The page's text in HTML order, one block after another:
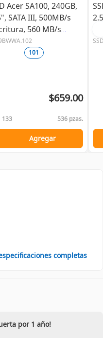
Acer SA100, 240GB,
SATA III, 500MB/s
560 MB/s
101
$659.00
133 536 pzas.
Agregar
completas
por 1 año!